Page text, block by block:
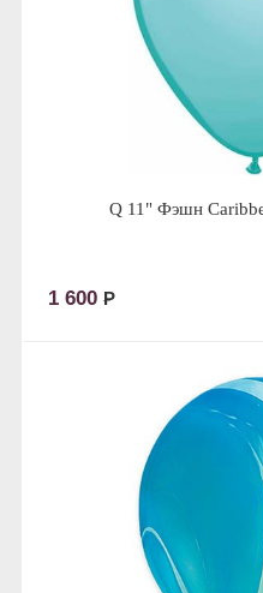
Q 11" Фэшн
1 600 Р